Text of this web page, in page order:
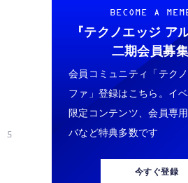
5
BECOME A
『テクノエッジ ア
二期会員募
会員コミュニティ「テク
ファ」登録はこちら。イ
限定コンテンツ、会員専
バなど特典多数です
今すぐ登録